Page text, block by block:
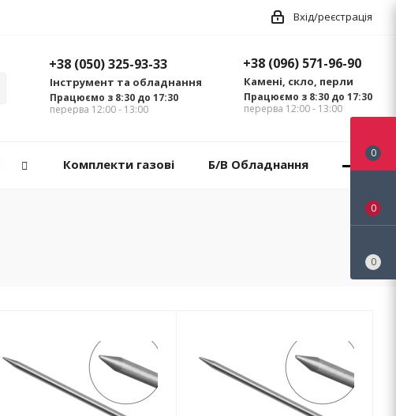
Вхід/реєстрація
+38 (096) 571-96-90
Камені, скло, перли
Працюємо з 8:30 до 17:30
перерва 12:00 - 13:00
+38 (050) 325-93-33
Інструмент та обладнання
Працюємо з 8:30 до 17:30
перерва 12:00 - 13:00
Комплекти газові Б/В Обладнання
0
0
0